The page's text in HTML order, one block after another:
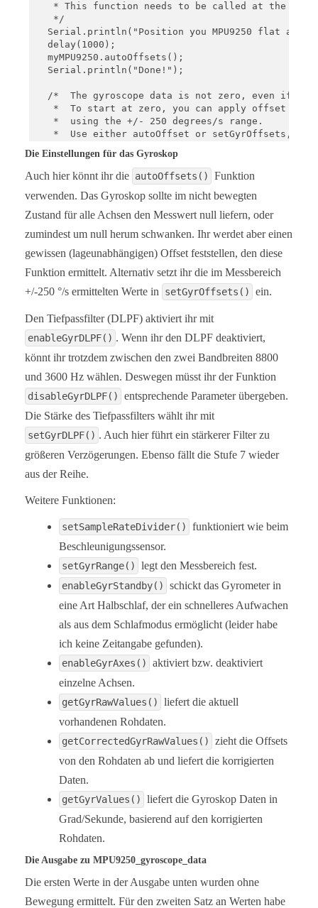
* This function needs to be called at the
   */
Serial.println("Position you MPU9250 flat and
  delay(1000);
  myMPU9250.autoOffsets();
  Serial.println("Done!");
/*  The gyroscope data is not zero, even if
*  To start at zero, you can apply offset
   *  using the +/- 250 degrees/s range.
*  Use either autoOffset or setGyrOffsets, not
  //myMPU9250.setGyrOffsets(45.0, 145.0, -105.0);
/*  You can enable or disable the digital low
*  need to select the bandwidth, which can be
*  but higher noise level. If DLPF is
   *  MPU9250_BW_WO_DLPF_8800
   */
  myMPU9250.enableGyrDLPF();
//
/*  Digital Low Pass Filter for the gyroscope
*  MPU9250_DPLF_0, MPU9250_DPLF_2, ......
   *
*  DLPF    Bandwidth [Hz]   Delay [ms]
*    0         250            0.97
*    1         184            2.9
*    2          92            3.9
*    3          41            5.9
*    4          20            9.9
*    5          10           17.85
*    6           5           33.48
*    7        3600            0.17
   *
   */
/*  Sample rate divider divides the output
*  Sample rate = Internal sample rate / (1 +
*  It can only be applied if the
   *  Divider is a number 0...255
   */
  myMPU9250.setSampleRateDivider(99);
/*  MPU9250_GYRO_RANGE_250       250 degrees
*  MPU9250_GYRO_RANGE_500       500 degrees
*  MPU9250_GYRO_RANGE_1000     1000 degrees
*  MPU9250_GYRO_RANGE_2000     2000 degrees
   */
  myMPU9250.setGyrRange(MPU9250_GYRO_RANGE_250);
/* sleep() sends the MPU9250 to sleep or wakes
* Please note that the gyroscope needs 35
   */
  //myMPU9250.sleep(true);
   * (see data sheet for further information)
   */
  //myMPU9250.enableGyrStandby(true);
* By default all axes are enabled.
* MPU9250_ENABLE_XY0  // X, Y enabled, Z
   * MPU9250_ENABLE_X0Z
Die Einstellungen für das Gyroskop
Auch hier könnt ihr die autoOffsets()
Funktion
verwenden. Das Gyroskop sollte im nicht bewegten
Zustand für alle Achsen den Messwert null liefern, oder
zumindest um null herum schwanken. Ihr werdet aber einen
gewissen (lageunabhängigen) Offset feststellen, den diese
Funktion ermittelt. Alternativ setzt ihr die im Messbereich
+/-250 °/s ermittelten Werte in setGyrOffsets() ein.
Den Tiefpassfilter (DLPF) aktiviert ihr mit
enableGyrDLPF() . Wenn ihr den DLPF deaktiviert,
könnt ihr trotzdem zwischen den zwei Bandbreiten 8800
und 3600 Hz wählen. Deswegen müsst ihr der Funktion
disableGyrDLPF()
entsprechende Parameter übergeben.
Die Stärke des Tiefpassfilters wählt ihr mit
setGyrDLPF() . Auch hier führt ein stärkerer Filter zu
größeren Verzögerungen. Ebenso fällt die Stufe 7 wieder
aus der Reihe.
Weitere Funktionen:
setSampleRateDivider()
funktioniert wie beim
Beschleunigungssensor.
setGyrRange() legt den Messbereich fest.
enableGyrStandby()
schickt das Gyrometer in
eine Art Halbschlaf, der ein schnelleres Aufwachen
als aus dem Schlafmodus ermöglicht (leider habe
ich keine Zeitangabe gefunden).
enableGyrAxes()
aktiviert bzw. deaktiviert
einzelne Achsen.
getGyrRawValues()
liefert die aktuell
vorhandenen Rohdaten.
getCorrectedGyrRawValues()
zieht die Offsets
von den Rohdaten ab und liefert die korrigierten
Daten.
getGyrValues()
liefert die Gyroskop Daten in
Grad/Sekunde, basierend auf den korrigierten
Rohdaten.
Die Ausgabe zu MPU9250_gyroscope_data
Die ersten Werte in der Ausgabe unten wurden ohne
Bewegung ermittelt. Für den zweiten Satz an Werten habe